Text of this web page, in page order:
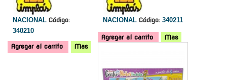
NACIONAL Código:
340210
Agregar al carrito Mas
NACIONAL Código: 340211
Agregar al carrito
Mas